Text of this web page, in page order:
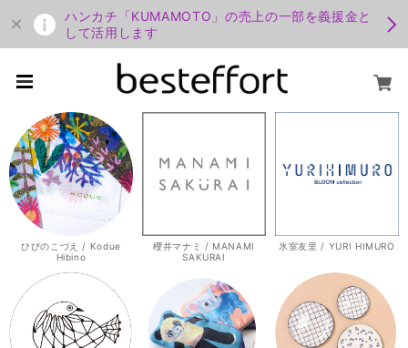
ハンカチ「KUMAMOTO」の売上の一部を義援金と
して活用します
ひびのこづえ / Kodue
Hibino
櫻井マナミ / MANAMI
SAKURAI
氷室友里 / YURI HIMURO